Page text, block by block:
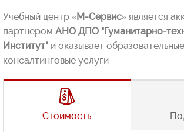
Учебный центр «М-Сервис» является
партнером АНО ДПО "Гуманитарно-
Институт" и оказывает
консалтинговые услуги
Стоимость